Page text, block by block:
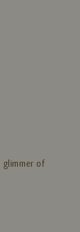
glimmer of